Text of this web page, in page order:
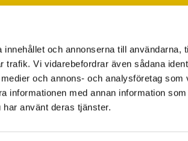
och annonserna till användarna,
Vi vidarebefordrar även sådana
och annons- och analysföretag som
informationen med annan information
använt deras tjänster.